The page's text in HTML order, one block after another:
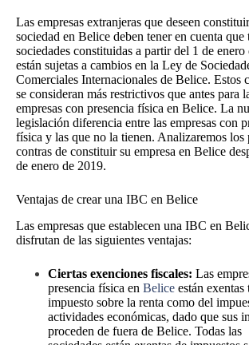
Las empresas extranjeras que deseen
sociedad en Belice deben tener en cuenta que
sociedades constituidas a partir del 1 de enero
están sujetas a cambios en la Ley de
Comerciales Internacionales de Belice. Estos
se consideran más restrictivos que antes para
empresas con presencia física en Belice. La
legislación diferencia entre las empresas con
física y las que no la tienen. Analizaremos los
contras de constituir su empresa en Belice
de enero de 2019.
Ventajas de crear una IBC en Belice
Las empresas que establecen una IBC en
disfrutan de las siguientes ventajas:
Ciertas exenciones fiscales: Las
presencia física en Belice están exentas
impuesto sobre la renta como del
actividades económicas, dado que sus
proceden de fuera de Belice. Todas las